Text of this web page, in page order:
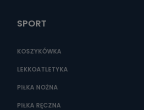
SPORT
KOSZYKÓWKA
LEKKOATLETYKA
PIŁKA NOŻNA
PIŁKA RĘCZNA